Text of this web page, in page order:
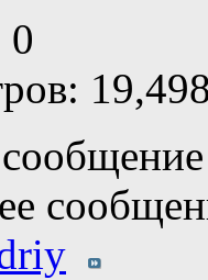
0